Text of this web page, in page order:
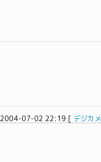
2004-07-02 22:19 [ デジカメ